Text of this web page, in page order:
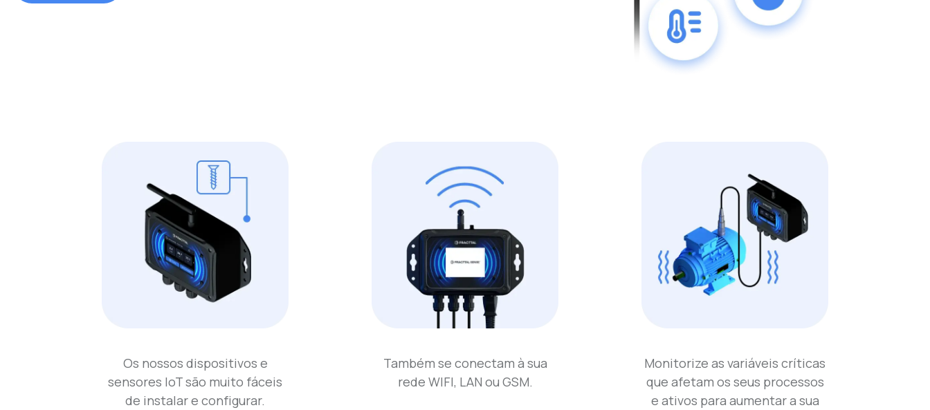
Os nossos dispositivos e
sensores IoT são muito fáceis
de instalar e configurar.
Também se conectam à sua
rede WIFI, LAN ou GSM.
Monitorize as variáveis críticas
que afetam os seus processos
e ativos para aumentar a sua